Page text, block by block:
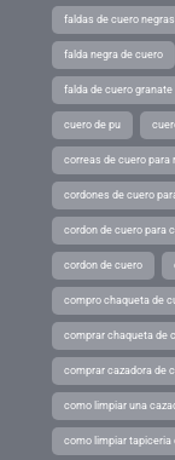
faldas de cuero negras
falda negra de cuero
falda de cuero granate
cuero de pu
correas de cuero para
cordones de cuero
cordon de cuero para
cordon de cuero
compro chaqueta de
comprar chaqueta de
comprar cazadora de
como limpiar una
como limpiar tapiceria